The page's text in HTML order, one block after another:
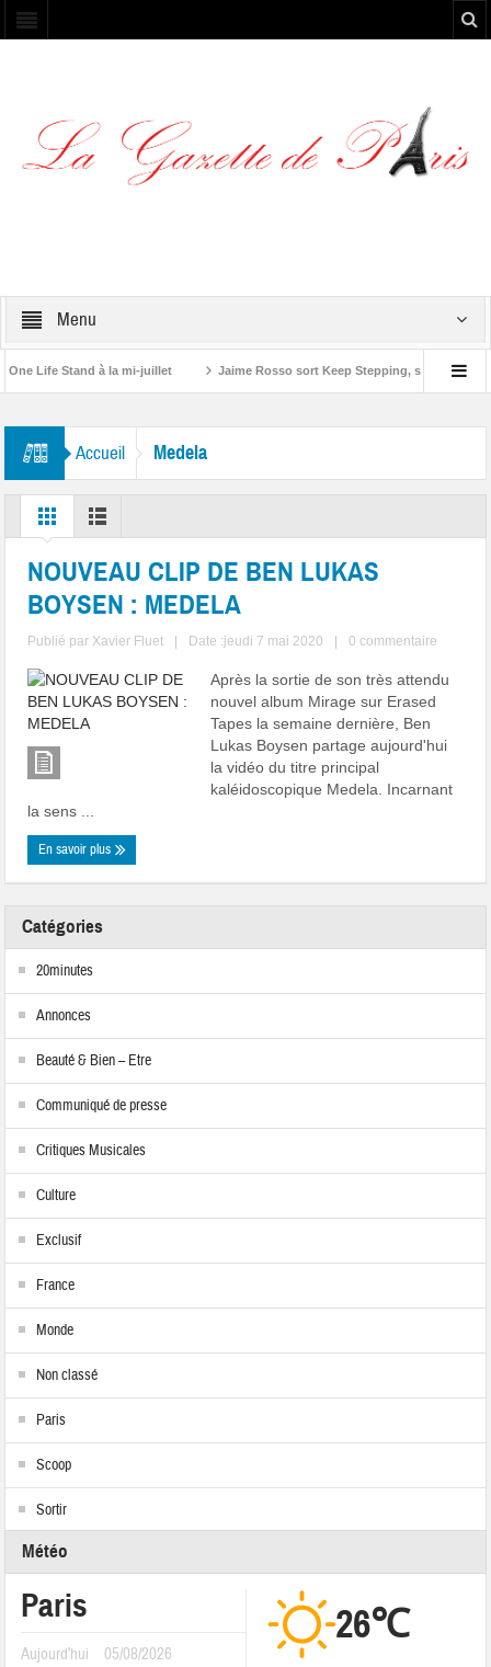
Menu
Life Stand à la mi-juillet Jaime Rosso sort Keep Stepping, son nouvel EP
Accueil Medela
NOUVEAU CLIP DE BEN LUKAS
BOYSEN : MEDELA
Publié par Xavier Fluet Date :jeudi 7 mai 2020 0 commentaire
Après la sortie de son très attendu
nouvel album Mirage sur Erased
Tapes la semaine dernière, Ben
Lukas Boysen partage aujourd'hui
la vidéo du titre principal
kaléidoscopique Medela. Incarnant
la sens ...
En savoir plus
Catégories
20minutes
Annonces
Beauté & Bien – Etre
Communiqué de presse
Critiques Musicales
Culture
Exclusif
France
Monde
Non classé
Paris
Scoop
Sortir
Météo
Paris
Aujourd'hui 05/08/2026
26℃